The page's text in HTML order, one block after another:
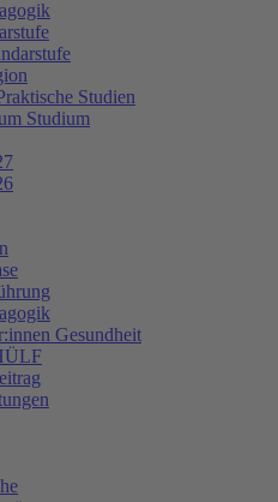
Studien
Studium
Gesundheit